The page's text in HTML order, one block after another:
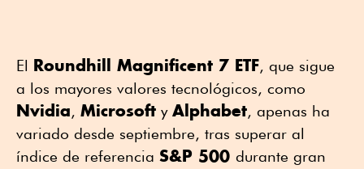
El Roundhill Magnificent 7 ETF, que sigue
a los mayores valores tecnológicos, como
Nvidia, Microsoft y Alphabet, apenas ha
variado desde septiembre, tras superar al
índice de referencia S&P 500 durante gran